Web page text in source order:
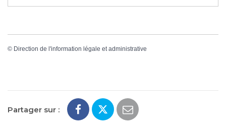
© Direction de l'information légale et administrative
Partager sur :